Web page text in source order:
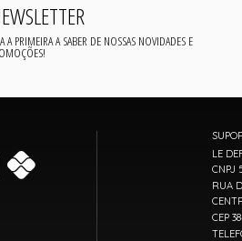
A PRIMEIRA A SABER DE NOSSAS NOVIDADES E
LE
CNPJ
RUA
CEP